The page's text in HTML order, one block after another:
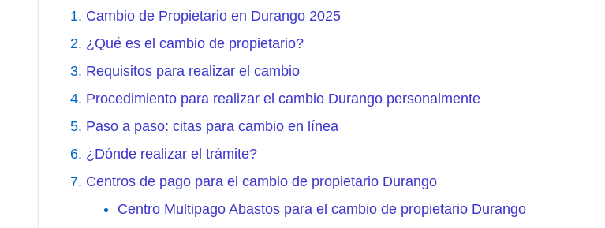
Cambio de Propietario en Durango 2025
¿Qué es el cambio de propietario?
Requisitos para realizar el cambio
Procedimiento para realizar el cambio Durango personalmente
Paso a paso: citas para cambio en línea
¿Dónde realizar el trámite?
Centros de pago para el cambio de propietario Durango
Centro Multipago Abastos para el cambio de propietario Durango